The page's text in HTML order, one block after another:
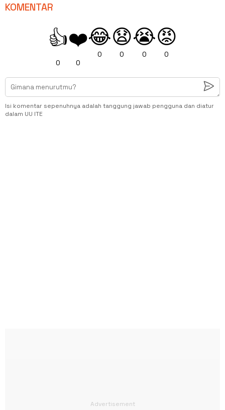
KOMENTAR
👍
0
❤️
0
😂
0
😧
0
😭
0
😡
0
Isi komentar sepenuhnya adalah tanggung jawab pengguna dan diatur
dalam UU ITE